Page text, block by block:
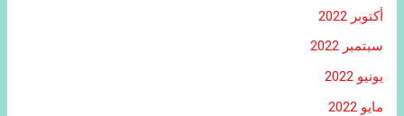
أكتوبر 2022
سبتمبر 2022
يونيو 2022
مايو 2022